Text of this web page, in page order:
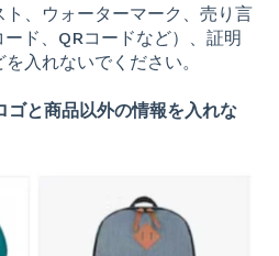
、ウォーターマーク、売り言
ド、QRコードなど）、証明
入れないでください。
と商品以外の情報を入れな